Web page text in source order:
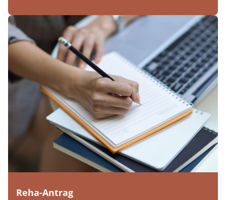
Reha-Antrag